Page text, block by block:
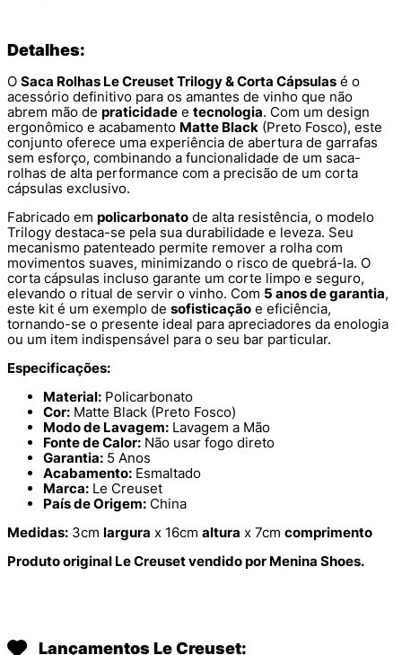
Detalhes:
O Saca Rolhas Le Creuset Trilogy & Corta Cápsulas é o
acessório definitivo para os amantes de vinho que não
abrem mão de praticidade e tecnologia. Com um design
ergonômico e acabamento Matte Black (Preto Fosco), este
conjunto oferece uma experiência de abertura de garrafas
sem esforço, combinando a funcionalidade de um saca-
rolhas de alta performance com a precisão de um corta
cápsulas exclusivo.
Fabricado em policarbonato de alta resistência, o modelo
Trilogy destaca-se pela sua durabilidade e leveza. Seu
mecanismo patenteado permite remover a rolha com
movimentos suaves, minimizando o risco de quebrá-la. O
corta cápsulas incluso garante um corte limpo e seguro,
elevando o ritual de servir o vinho. Com 5 anos de garantia,
este kit é um exemplo de sofisticação e eficiência,
tornando-se o presente ideal para apreciadores da enologia
ou um item indispensável para o seu bar particular.
Especificações:
Material: Policarbonato
Cor: Matte Black (Preto Fosco)
Modo de Lavagem: Lavagem a Mão
Fonte de Calor: Não usar fogo direto
Garantia: 5 Anos
Acabamento: Esmaltado
Marca: Le Creuset
País de Origem: China
Medidas: 3cm largura x 16cm altura x 7cm comprimento
Produto original Le Creuset vendido por Menina Shoes.
Lançamentos Le Creuset: